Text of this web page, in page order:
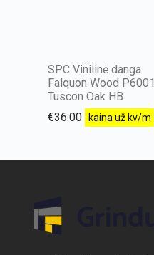
SPC Vinilinė danga
Falquon Wood P6001
Tuscon Oak HB
€36.00 kaina už kv/m